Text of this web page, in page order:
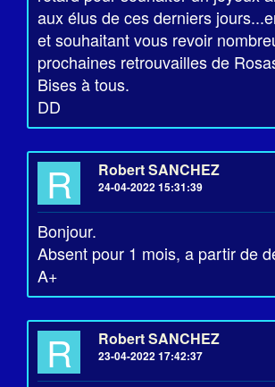
aux élus de ces derniers
et souhaitant vous revoir
prochaines retrouvailles de
Bises à tous.
DD
R Robert SANCHEZ
24-04-2022 15:31:39
Bonjour.
Absent pour 1 mois, a partir de
A+
R Robert SANCHEZ
23-04-2022 17:42:37